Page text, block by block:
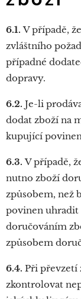
6.1.V případě,
zvláštního
případné
dopravy.
6.2. Je-li
dodat zboží na
kupující
6.3.V případě,
nutno zboží
způsobem, než
povinen uhradit
doručováním
způsobem
6.4. Při převzetí
zkontrolovat